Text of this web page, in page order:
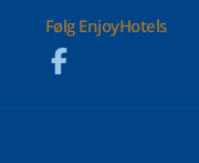
Følg EnjoyHotels